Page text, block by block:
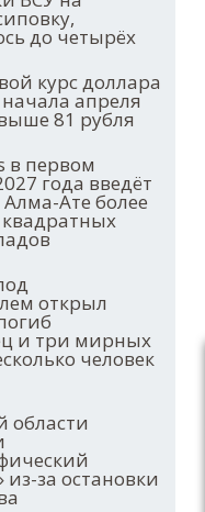
до четырёх
курс доллара
апреля
81 рубля
в первом
года введёт
Ате более
открыл
и три мирных
человек
области
за остановки